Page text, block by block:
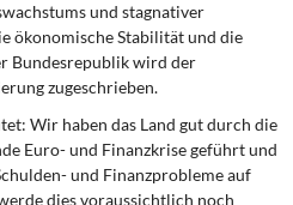
und stagnativer
ökonomische Stabilität und die
Bundesrepublik wird der
zugeschrieben.
Wir haben das Land gut durch die
Euro- und Finanzkrise geführt und
und Finanzprobleme auf
dies voraussichtlich noch